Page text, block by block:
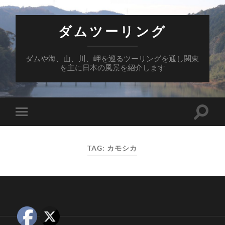
ダムツーリング
ダムや海、山、川、岬を巡るツーリングを通し関東
を主に日本の風景を紹介します
Toggle
mobile
Toggle
TAG: カモシカ